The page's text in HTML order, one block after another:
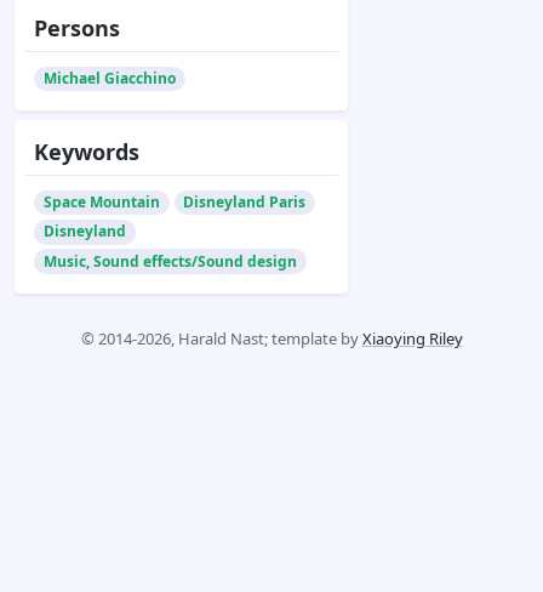
Persons
Michael Giacchino
Keywords
Space Mountain
Disneyland Paris
Disneyland
Music, Sound effects/Sound design
© 2014-2026, Harald Nast; template byXiaoying Riley